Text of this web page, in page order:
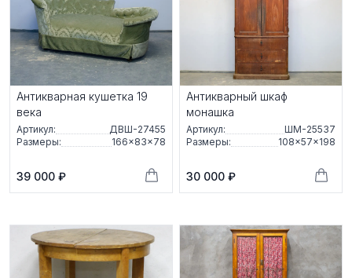
Антикварная кушетка 19
века
Артикул:
ДВШ-27455
Размеры:
166×83×78
39 000 ₽
Антикварный шкаф
монашка
Артикул:
ШМ-25537
Размеры:
108×57×198
30 000 ₽